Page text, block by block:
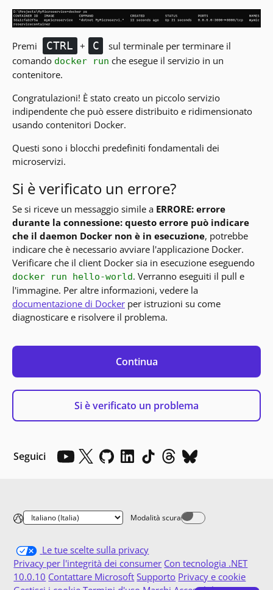
Premi CTRL + C
sul terminale per terminare il
comando docker run che esegue il servizio in un
contenitore.
Congratulazioni! È stato creato un piccolo servizio
indipendente che può essere distribuito e ridimensionato
usando contenitori Docker.
Questi sono i blocchi predefiniti fondamentali dei
microservizi.
Si è verificato un errore?
Se si riceve un messaggio simile a ERRORE: errore
durante la connessione: questo errore può indicare
che il daemon Docker non è in esecuzione, potrebbe
indicare che è necessario avviare l'applicazione Docker.
Verificare che il client Docker sia in esecuzione eseguendo
docker run hello-world. Verranno eseguiti il pull e
l'immagine. Per altre informazioni, vedere la
documentazione di Docker per istruzioni su come
diagnosticare e risolvere il problema.
Continua
Si è verificato un problema
Seguici
Modalità scura
Dark mode off
Le tue scelte sulla privacy
Privacy per l'integrità dei consumer Con tecnologia .NET
10.0.10 Contattare Microsoft Supporto Privacy e cookie